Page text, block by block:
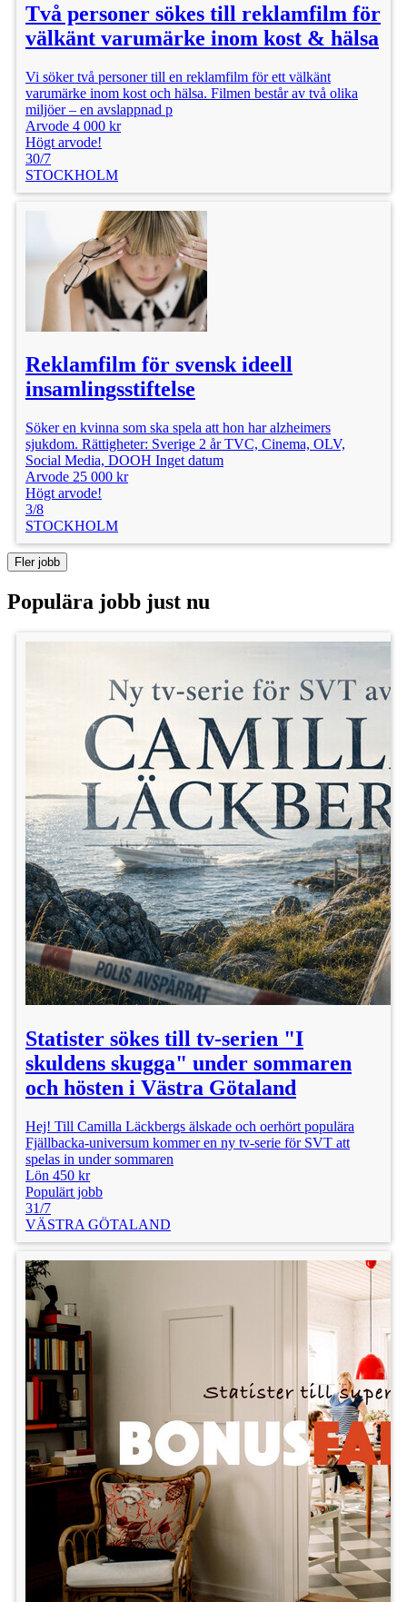
Två personer sökes till reklamfilm för
välkänt varumärke inom kost & hälsa
Vi söker två personer till en reklamfilm för ett välkänt
varumärke inom kost och hälsa. Filmen består av två olika
miljöer – en avslappnad p
Arvode 4 000 kr
Högt arvode!
30/7
STOCKHOLM
Reklamfilm för svensk ideell
insamlingsstiftelse
Söker en kvinna som ska spela att hon har alzheimers
sjukdom. Rättigheter: Sverige 2 år TVC, Cinema, OLV,
Social Media, DOOH Inget datum
Arvode 25 000 kr
Högt arvode!
3/8
STOCKHOLM
Fler jobb
Populära jobb just nu
Statister sökes till tv-serien "I
skuldens skugga" under sommaren
och hösten i Västra Götaland
Hej! Till Camilla Läckbergs älskade och oerhört populära
Fjällbacka-universum kommer en ny tv-serie för SVT att
spelas in under sommaren
Lön 450 kr
Populärt jobb
31/7
VÄSTRA GÖTALAND